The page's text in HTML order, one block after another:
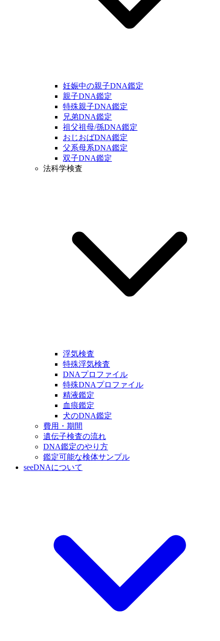
妊娠中の親子DNA鑑定
親子DNA鑑定
特殊親子DNA鑑定
兄弟DNA鑑定
祖父祖母/孫DNA鑑定
おじおばDNA鑑定
父系母系DNA鑑定
双子DNA鑑定
法科学検査
浮気検査
特殊浮気検査
DNAプロファイル
特殊DNAプロファイル
精液鑑定
血痕鑑定
犬のDNA鑑定
費用・期間
遺伝子検査の流れ
DNA鑑定のやり方
鑑定可能な検体サンプル
seeDNAについて